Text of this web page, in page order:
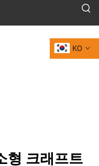
KO
형 크래프트